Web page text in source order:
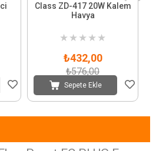
Class ZD-417 20W Kalem
Havya
★ ★ ★ ★ ★
₺432,00
₺576,00
Sepete Ekle